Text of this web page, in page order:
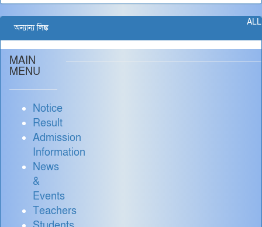
ALL
অন্যান্য লিঙ্ক
MAIN
MENU
Notice
Result
Admission
Information
News
&
Events
Teachers